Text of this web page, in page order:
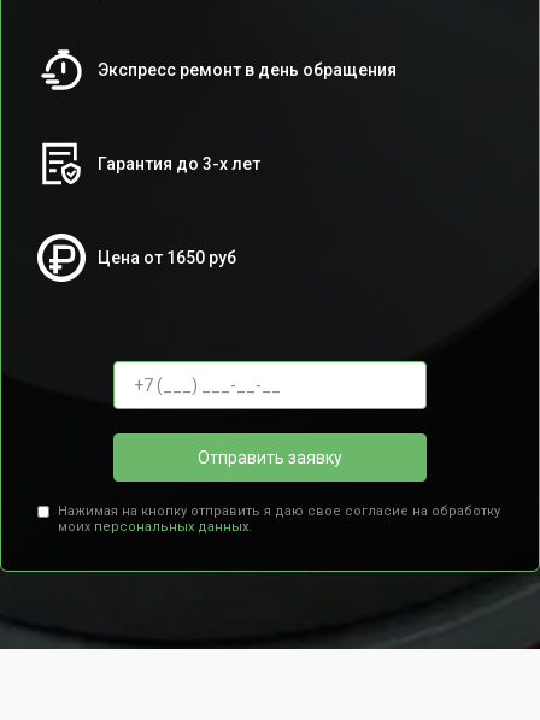
Экспресс ремонт в день обращения
Гарантия до 3-х лет
Цена от 1650 руб
Отправить заявку
Нажимая на кнопку отправить я даю свое согласие на обработку
моих персональных данных.